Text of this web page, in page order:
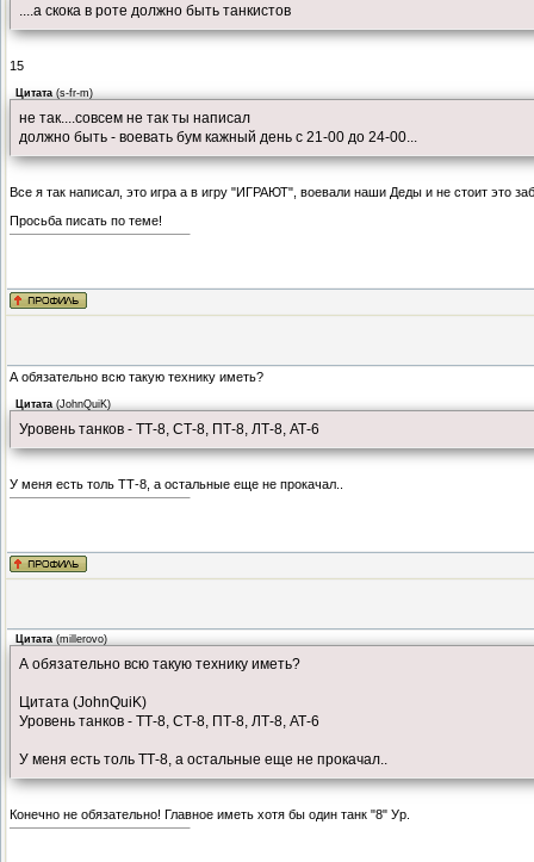
....а скока в роте должно быть танкистов
15
Цитата (s-fr-m)
не так....совсем не так ты написал
должно быть - воевать бум кажный день с 21-00 до 24-00...
Все я так написал, это игра а в игру "ИГРАЮТ", воевали наши Деды и не стоит это
Просьба писать по теме!
А обязательно всю такую технику иметь?
Цитата (JohnQuiK)
Уровень танков - ТТ-8, СТ-8, ПТ-8, ЛТ-8, АТ-6
У меня есть толь ТТ-8, а остальные еще не прокачал..
Цитата (millerovo)
А обязательно всю такую технику иметь?
Цитата (JohnQuiK)
Уровень танков - ТТ-8, СТ-8, ПТ-8, ЛТ-8, АТ-6
У меня есть толь ТТ-8, а остальные еще не прокачал..
Конечно не обязательно! Главное иметь хотя бы один танк "8" Ур.